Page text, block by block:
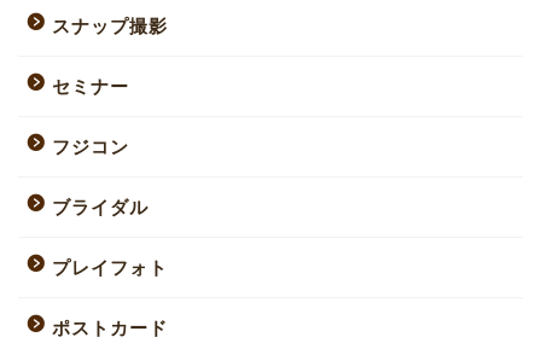
スナップ撮影
セミナー
フジコン
ブライダル
プレイフォト
ポストカード